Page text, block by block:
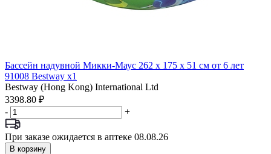
Бассейн надувной Микки-Маус 262 х 175 х 51 см от 6 лет
91008 Bestway x1
Bestway (Hong Kong) International Ltd
3398.80 ₽
-
+
При заказе ожидается в аптеке 08.08.26
В корзину